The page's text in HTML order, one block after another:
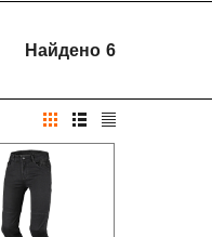
Найдено 6